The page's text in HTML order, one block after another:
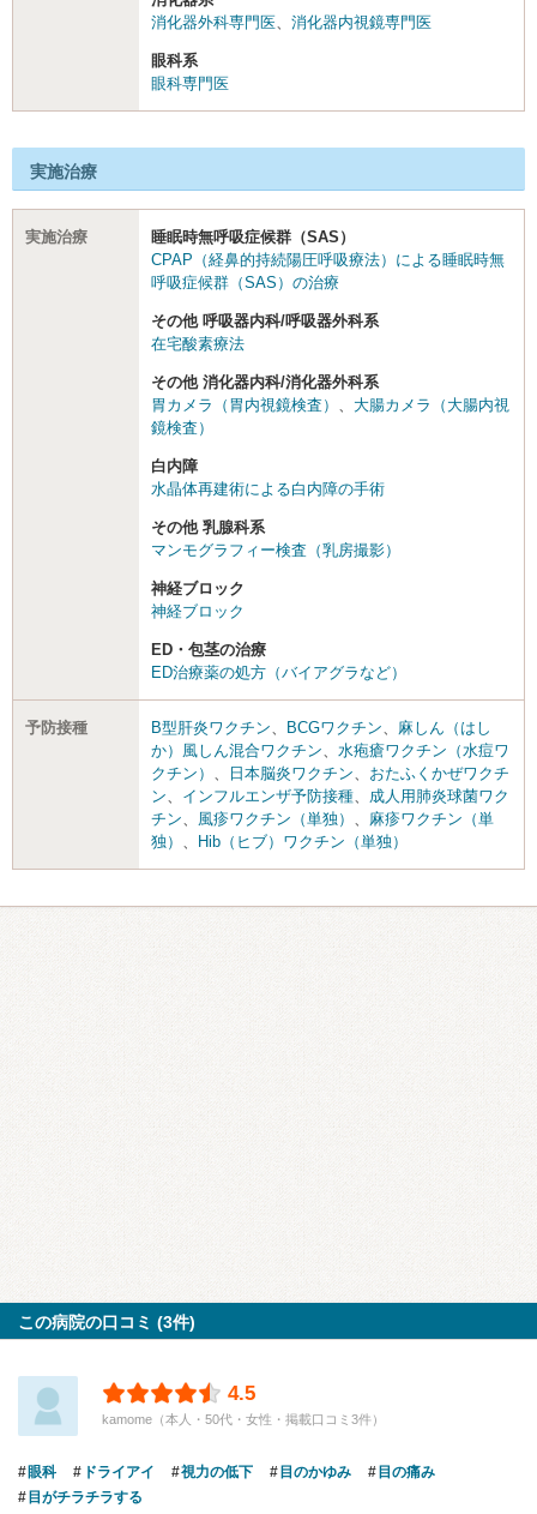
消化器外科専門医
消化器内視鏡専門医
眼科系
眼科専門医
実施治療
実施治療
睡眠時無呼吸症候群（SAS）
CPAP（経鼻的持続陽圧呼吸療法）による睡眠時無
呼吸症候群（SAS）の治療
その他 呼吸器内科/呼吸器外科系
在宅酸素療法
その他 消化器内科/消化器外科系
胃カメラ（胃内視鏡検査）
大腸カメラ（大腸内視
鏡検査）
白内障
水晶体再建術による白内障の手術
その他 乳腺科系
マンモグラフィー検査（乳房撮影）
神経ブロック
神経ブロック
ED・包茎の治療
ED治療薬の処方（バイアグラなど）
予防接種 B型肝炎ワクチン BCGワクチン
麻しん（はし
か）風しん混合ワクチン
水疱瘡ワクチン（水痘ワ
クチン）
日本脳炎ワクチン
おたふくかぜワクチ
ン
インフルエンザ予防接種
成人用肺炎球菌ワク
チン
風疹ワクチン（単独）
麻疹ワクチン（単
独）
Hib（ヒブ）ワクチン（単独）
この病院の口コミ (3件)
4.5
kamome（本人・50代・女性・掲載口コミ3件）
眼科 ドライアイ 視力の低下 目のかゆみ
目の痛み
目がチラチラする